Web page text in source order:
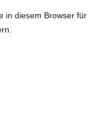
in diesem Browser für